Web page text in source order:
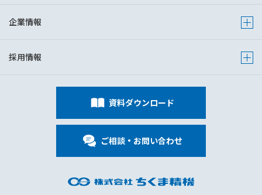
企業情報 Show
採用情報 Show
資料ダウンロード
ご相談・お問い合わせ